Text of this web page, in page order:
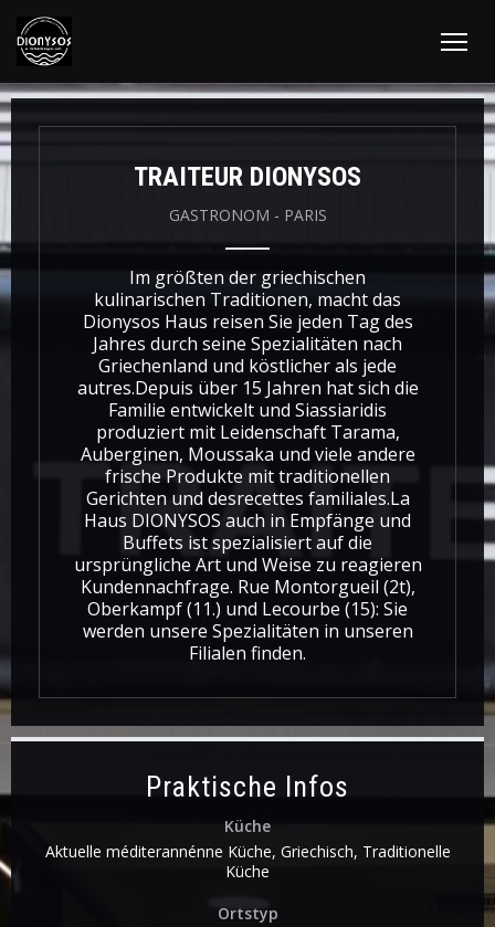
TRAITEUR DIONYSOS
GASTRONOM - PARIS
Im größten der griechischen
kulinarischen Traditionen, macht das
Dionysos Haus reisen Sie jeden Tag des
Jahres durch seine Spezialitäten nach
Griechenland und köstlicher als jede
autres.Depuis über 15 Jahren hat sich die
Familie entwickelt und Siassiaridis
produziert mit Leidenschaft Tarama,
Auberginen, Moussaka und viele andere
frische Produkte mit traditionellen
Gerichten und desrecettes familiales.La
Haus DIONYSOS auch in Empfänge und
Buffets ist spezialisiert auf die
ursprüngliche Art und Weise zu reagieren
Kundennachfrage. Rue Montorgueil (2t),
Oberkampf (11.) und Lecourbe (15): Sie
werden unsere Spezialitäten in unseren
Filialen finden.
Praktische Infos
Küche
Aktuelle méditerannénne Küche, Griechisch, Traditionelle
Küche
Ortstyp